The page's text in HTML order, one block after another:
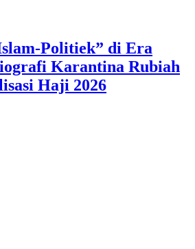
Politiek” di Era
Karantina Rubiah
Haji 2026